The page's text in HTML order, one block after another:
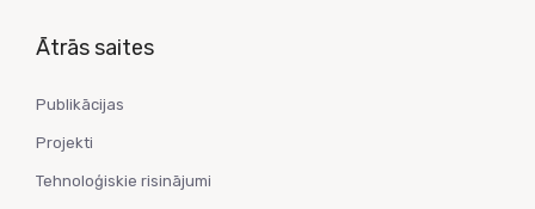
Ātrās saites
Publikācijas
Projekti
Tehnoloģiskie risinājumi